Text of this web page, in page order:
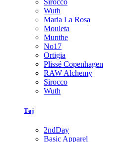
Sirocco
Wuth
Maria La Rosa
Mouleta
Munthe
No17
Ortigia
Plissé Copenhagen
RAW Alchemy
Sirocco
Wuth
Tøj
2ndDay
Basic Apparel